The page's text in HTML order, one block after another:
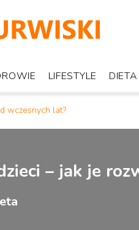
LIFESTYLE DIETA
wczesnych lat?
– jak je